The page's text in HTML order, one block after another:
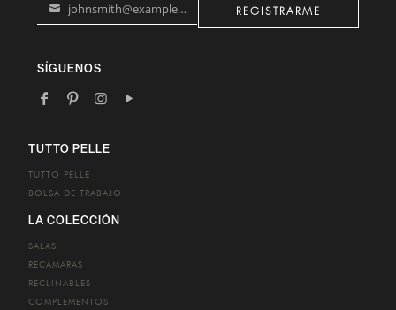
Your
johnsmith@example.com REGISTRARME
SÍGUENOS
TUTTO PELLE
TUTTO PELLE
BOLSA DE TRABAJO
LA COLECCIÓN
SALAS
RECÁMARAS
RECLINABLES
COMPLEMENTOS